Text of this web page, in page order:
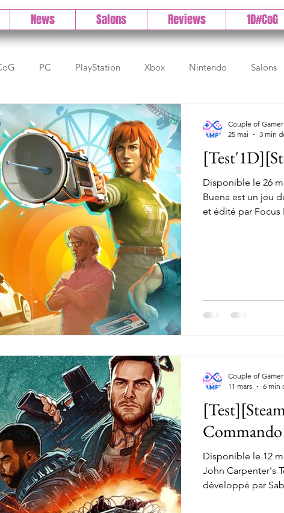
News Salons Reviews 1D#CoG
PC PlayStation Xbox Nintendo Salons
Direct High Tech Gamescom
Test Nintendo Test PlayStation Test PC Actu
Disponible le 26
Buena est un jeu
et édité par Focus
Couple of Gamer
25 mai
3 min
Commando
Disponible le 12
John Carpenter's
développé par
Couple of Gamer
11 mars
6 min